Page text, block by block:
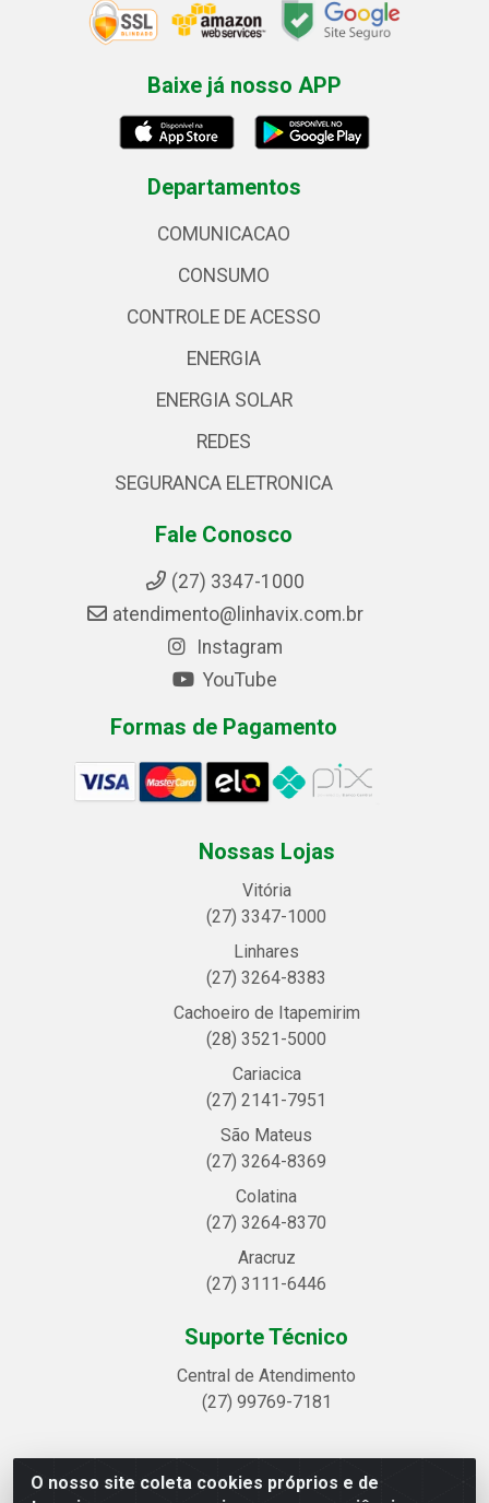
O nosso site coleta cookies próprios e de
Baixe já nosso APP
Departamentos
COMUNICACAO
CONSUMO
CONTROLE DE ACESSO
ENERGIA
ENERGIA SOLAR
REDES
SEGURANCA ELETRONICA
Fale Conosco
(27) 3347-1000
atendimento@linhavix.com.br
Instagram
YouTube
Formas de Pagamento
Nossas Lojas
Vitória
(27) 3347-1000
Linhares
(27) 3264-8383
Cachoeiro de Itapemirim
(28) 3521-5000
Cariacica
(27) 2141-7951
São Mateus
(27) 3264-8369
Colatina
(27) 3264-8370
Aracruz
(27) 3111-6446
Suporte Técnico
Central de Atendimento
(27) 99769-7181
Linhavix Distribuidora LTDA - Avenida Alegre, 2521 -